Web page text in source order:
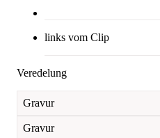
links vom Clip
Veredelung
Gravur
Gravur